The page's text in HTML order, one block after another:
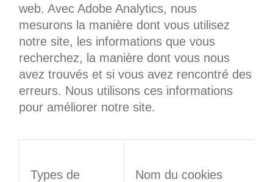
web. Avec Adobe Analytics, nous
mesurons la manière dont vous utilisez
notre site, les informations que vous
recherchez, la manière dont vous nous
avez trouvés et si vous avez rencontré des
erreurs. Nous utilisons ces informations
pour améliorer notre site.
Types de
Nom du cookies